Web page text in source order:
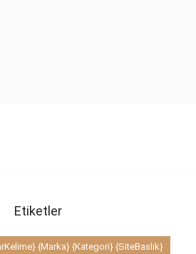
Etiketler
{Marka} {Kategori} {SiteBaslik}